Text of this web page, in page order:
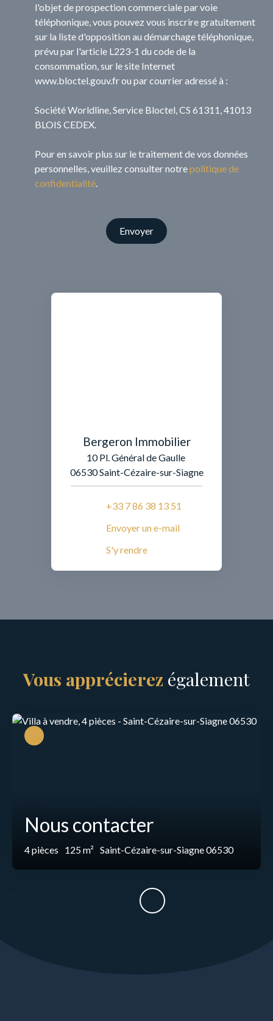
l'objet de prospection commerciale par voie
téléphonique, vous pouvez vous inscrire gratuitement
sur la liste d'opposition au démarchage téléphonique,
prévu par l'article L223-1 du code de la
consommation, sur le site Internet
www.bloctel.gouv.fr ou par courrier adressé à :
Société Worldline, Service Bloctel, CS 61311, 41013
BLOIS CEDEX.
Pour en savoir plus sur le traitement de vos données
personnelles, veuillez consulter notrepolitique de
confidentialité.
Envoyer
Bergeron Immobilier
10 Pl. Général de Gaulle
06530 Saint-Cézaire-sur-Siagne
+33 7 86 38 13 51
Envoyer un e-mail
S'y rendre
Vous apprécierez également
Nous contacter
4pièces 125m² Saint-Cézaire-sur-Siagne 06530